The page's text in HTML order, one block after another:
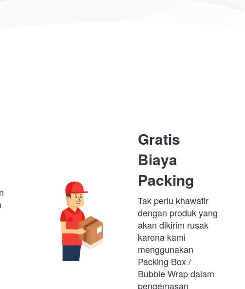
Gratis
Biaya
Packing
Tak perlu khawatir
dengan produk yang
akan dikirim rusak
karena kami
menggunakan
Packing Box /
Bubble Wrap dalam
pengemasan